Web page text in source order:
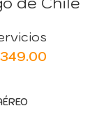
349.00